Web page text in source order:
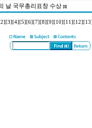
날 국무총리표창 수상 [1]
[3] [4] [5] [6] [7] [8] [9] [10] [11] [12]